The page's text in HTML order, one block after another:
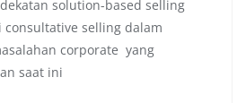
solution-based selling
selling dalam
corporate yang
saat ini